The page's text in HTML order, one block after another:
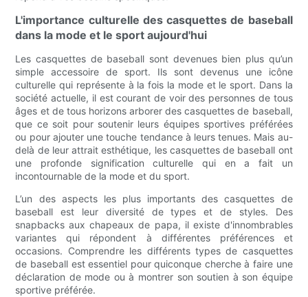
L'importance culturelle des casquettes de baseball
dans la mode et le sport aujourd'hui
Les casquettes de baseball sont devenues bien plus qu’un
simple accessoire de sport. Ils sont devenus une icône
culturelle qui représente à la fois la mode et le sport. Dans la
société actuelle, il est courant de voir des personnes de tous
âges et de tous horizons arborer des casquettes de baseball,
que ce soit pour soutenir leurs équipes sportives préférées
ou pour ajouter une touche tendance à leurs tenues. Mais au-
delà de leur attrait esthétique, les casquettes de baseball ont
une profonde signification culturelle qui en a fait un
incontournable de la mode et du sport.
L’un des aspects les plus importants des casquettes de
baseball est leur diversité de types et de styles. Des
snapbacks aux chapeaux de papa, il existe d'innombrables
variantes qui répondent à différentes préférences et
occasions. Comprendre les différents types de casquettes
de baseball est essentiel pour quiconque cherche à faire une
déclaration de mode ou à montrer son soutien à son équipe
sportive préférée.